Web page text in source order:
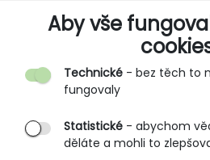
Aby vše
Technické - bez těch to
fungovaly
Statistické - abychom
děláte a mohli to
O SPOLEČNOSTI
O nás
Partnerské prodejny
B2B vstup